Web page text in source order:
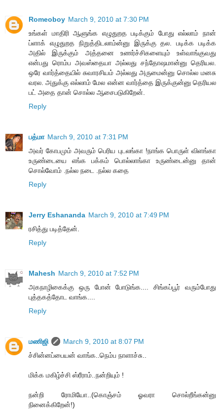
Romeoboy March 9, 2010 at 7:30 PM
உங்கள் மாதிரி ஆளுங்க எழுதுறத படிக்கும் போது எல்லாம் நான்
ப்ளாக் எழுதுறத நிறுத்திடலாம்ன்னு இருக்கு தல. படிக்க படிக்க
அதில் இருக்கும் அத்தனை உணர்ச்சிகளையும் உள்வாங்குவது
என்பது ரொம்ப அவஸ்தையா அல்லது சந்தோஷமான்னு தெரியல.
ஒரே வார்த்தையில் சுவாரசியம் அல்லது அருமைன்னு சொல்ல மனசு
வரல. அதுக்கு எல்லாம் மேல என்ன வார்த்தை இருக்குன்னு தெரியல
பட் அதை தான் சொல்ல ஆசைபடுகிறேன்.
Reply
பத்மா March 9, 2010 at 7:31 PM
அவர் கோபமும் அவரும் பெரிய புடலங்கா !நாங்க பொருள் விளங்கா
உருண்டையை எங்க பக்கம் பொல்லாங்கா உருண்டைன்னு தான்
சொல்வோம் .நல்ல நடை .நல்ல கதை
Reply
Jerry Eshananda March 9, 2010 at 7:49 PM
ரசித்து படித்தேன்.
Reply
Mahesh March 9, 2010 at 7:52 PM
அகநாழிகைக்கு ஒரு போன் போடுங்க.... சிங்கப்பூர் வரும்போது
புத்தகத்தோட வாங்க....
Reply
மணிஜி
March 9, 2010 at 8:07 PM
ச்சின்னப்பையன் வாங்க..நெம்ப நாளாச்சு..
மிக்க மகிழ்ச்சி ஸ்ரீராம்..நன்றியும் !
நன்றி ரோமியோ..(கொஞ்சம் ஓவரா சொல்றீங்கன்னு
நினைக்கிறேன்!)